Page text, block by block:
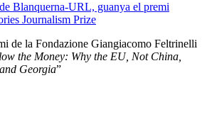
Blanquerna-URL, guanya el premi
Journalism Prize
de la Fondazione Giangiacomo Feltrinelli
the Money: Why the EU, Not China,
Georgia”